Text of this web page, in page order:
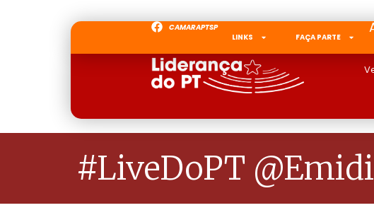
CAMARAPTSP
LINKS
FAÇA PARTE
#LiveDoPT